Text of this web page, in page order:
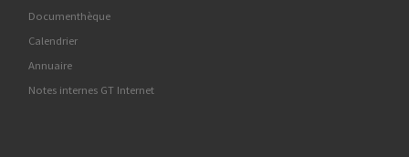
Documenthèque
Calendrier
Annuaire
Notes internes GT Internet